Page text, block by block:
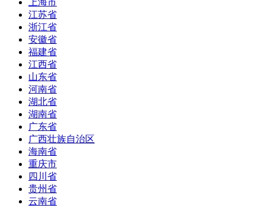
上海市
江苏省
浙江省
安徽省
福建省
江西省
山东省
河南省
湖北省
湖南省
广东省
广西壮族自治区
海南省
重庆市
四川省
贵州省
云南省